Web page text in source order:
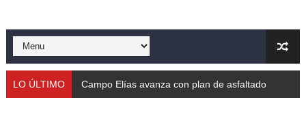
Mérida fortalece su reserva deportiva de cara a
Gobernación de Mérida instalará mesa de trabajo con
LO ÚLTIMO Campo Elías avanza con plan de asfaltado